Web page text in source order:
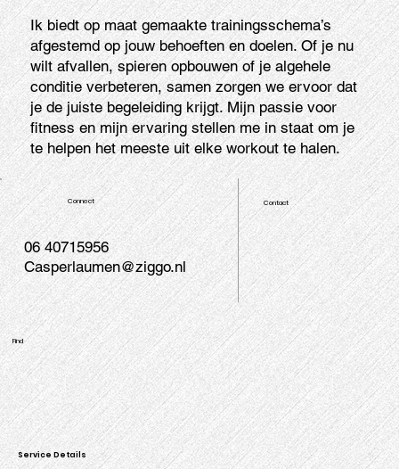
Ik biedt op maat gemaakte trainingsschema’s
afgestemd op jouw behoeften en doelen. Of je nu
wilt afvallen, spieren opbouwen of je algehele
conditie verbeteren, samen zorgen we ervoor dat
je de juiste begeleiding krijgt. Mijn passie voor
fitness en mijn ervaring stellen me in staat om je
te helpen het meeste uit elke workout te halen.
Service Details
Find
Contact
06 40715956
Casperlaumen@ziggo.nl
Connect